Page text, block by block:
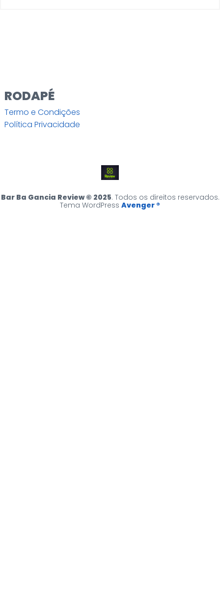
RODAPÉ
Termo e Condições
Política Privacidade
Bar Ba Gancia Review © 2025. Todos os direitos reservados.
Tema WordPress Avenger ®